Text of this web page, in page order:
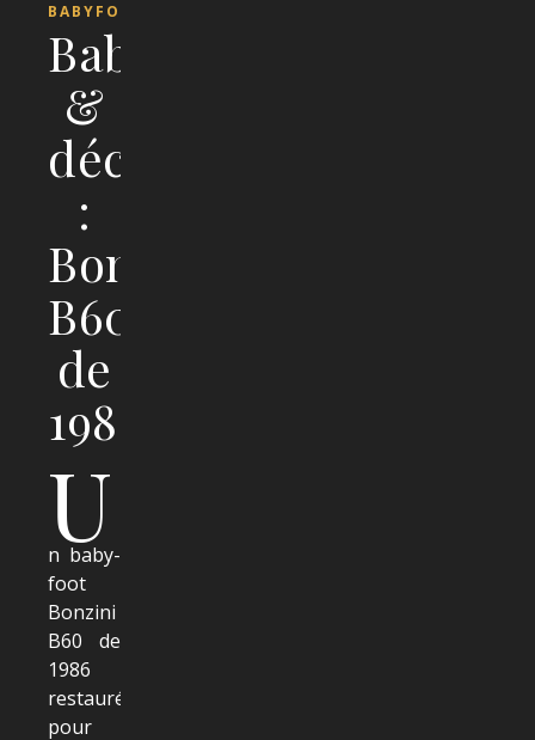
BABYFOOTS
Babyfoot
&
déco
:
Bonzini
B60
de
1986
U
n baby-
foot
Bonzini
B60 de
1986
restauré
pour